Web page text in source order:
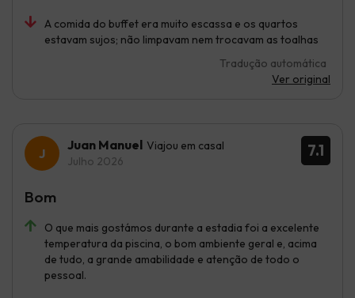
A comida do buffet era muito escassa e os quartos
estavam sujos; não limpavam nem trocavam as toalhas
Tradução automática
Ver original
7.1
Juan Manuel Viajou em casal
Julho 2026
O que mais gostámos durante a estadia foi a excelente
temperatura da piscina, o bom ambiente geral e, acima
de tudo, a grande amabilidade e atenção de todo o
pessoal.
Bom